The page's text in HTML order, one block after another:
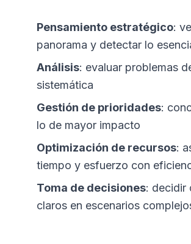
Pensamiento estratégico:
panorama y detectar lo
Análisis: evaluar problemas
sistemática
Gestión de prioridades:
lo de mayor impacto
Optimización de recursos:
tiempo y esfuerzo con
Toma de decisiones: decidir
claros en escenarios